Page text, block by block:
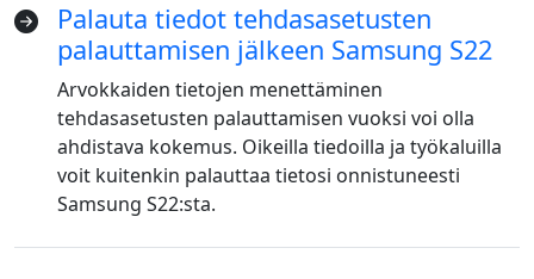
Palauta tiedot tehdasasetusten
palauttamisen jälkeen Samsung S22
Arvokkaiden tietojen menettäminen
tehdasasetusten palauttamisen vuoksi voi olla
ahdistava kokemus. Oikeilla tiedoilla ja työkaluilla
voit kuitenkin palauttaa tietosi onnistuneesti
Samsung S22:sta.
Română
Polskie
қазақ
Gaeilge
繁體中文